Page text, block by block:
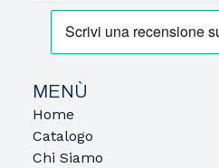
MENÙ
Home
Catalogo
Chi Siamo